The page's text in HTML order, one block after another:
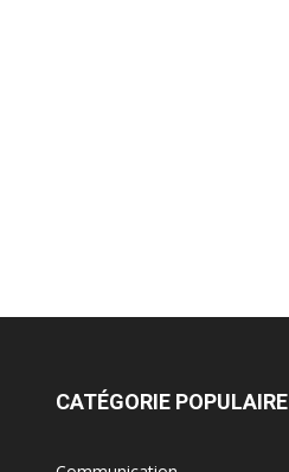
CATÉGORIE POPULAIRE